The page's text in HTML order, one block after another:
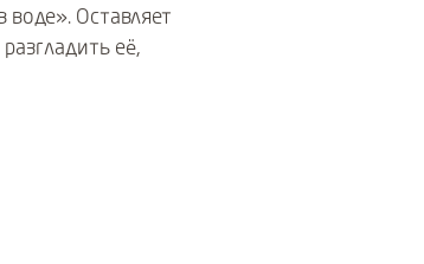
воде». Оставляет
её,